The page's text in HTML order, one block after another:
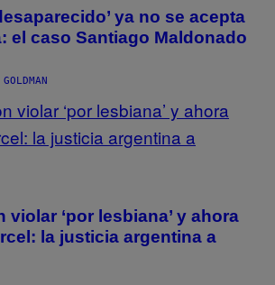
ya no se acepta
el caso Santiago Maldonado
violar ‘por lesbiana’ y ahora
la justicia argentina a